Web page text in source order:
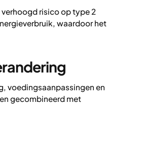
risico op type 2
waardoor het
voedingsaanpassingen en
gecombineerd met